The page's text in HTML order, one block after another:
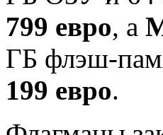
799 евро, а
ГБ флэш-
199 евро.